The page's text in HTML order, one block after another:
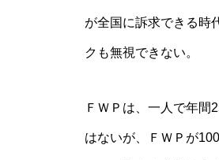
が全国に訴求できる時
クも無視できない。
ＦＷＰは、一人で年間
はないが、ＦＷＰが